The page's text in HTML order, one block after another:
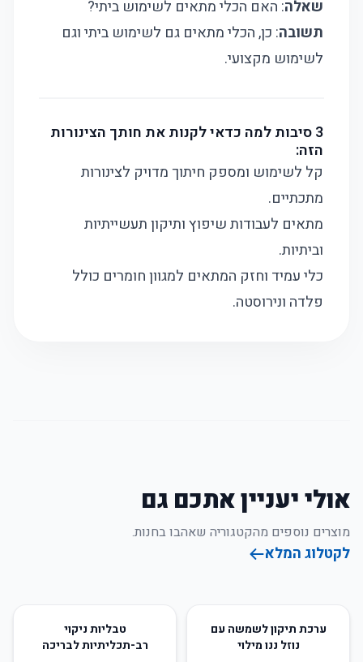
שאלה: האם הכלי מתאים לשימוש ביתי?
תשובה: כן, הכלי מתאים גם לשימוש ביתי וגם
לשימוש מקצועי.
3 סיבות למה כדאי לקנות את חותך הצינורות
הזה:
קל לשימוש ומספק חיתוך מדויק לצינורות
מתכתיים.
מתאים לעבודות שיפוץ ותיקון תעשייתיות
וביתיות.
כלי עמיד וחזק המתאים למגוון חומרים כולל
פלדה ונירוסטה.
אולי יעניין אתכם גם
מוצרים נוספים מהקטגוריה שאהבו בחנות.
לקטלוג המלא
68
ערכת תיקון לשמשה עם
נוזל ננו מילוי
טבליות ניקוי
רב-תכליתיות לבריכה